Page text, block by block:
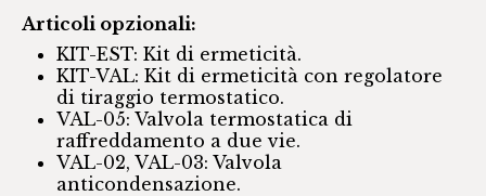
Articoli opzionali:
KIT-EST: Kit di ermeticità.
KIT-VAL: Kit di ermeticità con regolatore
di tiraggio termostatico.
VAL-05: Valvola termostatica di
raffreddamento a due vie.
VAL-02, VAL-03: Valvola
anticondensazione.